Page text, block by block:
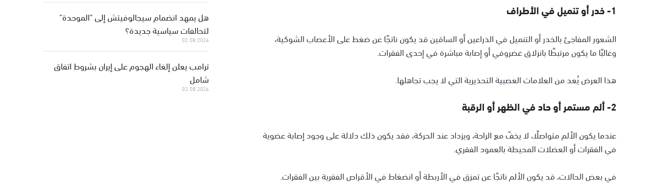
1- خدر أو تنميل في الأطراف
الشعور المفاجئ بالخدر أو التنميل في الذراعين أو الساقين قد يكون ناتجًا عن ضغط على الأعصاب الشوكية،
وغالبًا ما يكون مرتبطًا بانزلاق غضروفي أو إصابة مباشرة في إحدى الفقرات.
هذا العرض يُعد من العلامات العصبية التحذيرية التي لا يجب تجاهلها.
2- ألم مستمر أو حاد في الظهر أو الرقبة
عندما يكون الألم متواصلًا، لا يخفّ مع الراحة، ويزداد عند الحركة، فقد يكون ذلك دلالة على وجود إصابة عضوية
في الفقرات أو العضلات المحيطة بالعمود الفقري.
في بعض الحالات، قد يكون الألم ناتجًا عن تمزق في الأربطة أو انضغاط في الأقراص الفقرية بين الفقرات.
هل يمهد انضمام سيجالوفيتش إلى "الموحدة"
لتحالفات سياسية جديدة؟
02.08.2026
ترامب يعلن إلغاء الهجوم على إيران بشروط اتفاق
شامل
02.08.2026